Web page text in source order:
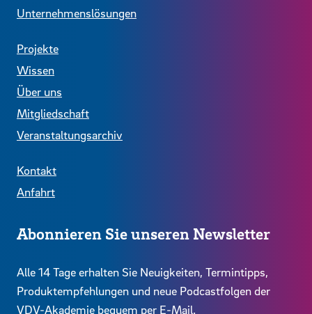
Abonnieren Sie unseren Newsletter
Alle 14 Tage erhalten Sie Neuigkeiten, Termintipps,
Produktempfehlungen und neue Podcastfolgen der
VDV-Akademie bequem per E-Mail.
Unternehmenslösungen
Projekte
Wissen
Über uns
Mitgliedschaft
Veranstaltungsarchiv
Kontakt
Anfahrt